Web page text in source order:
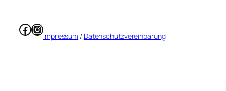
Facebook
Instagram
Impressum / Datenschutzvereinbarung